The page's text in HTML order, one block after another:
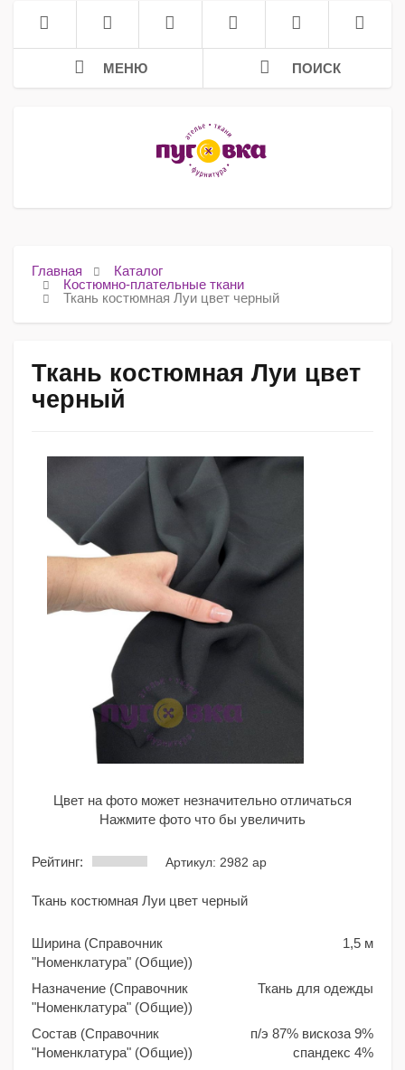
МЕНЮ ПОИСК
Главная
Каталог
Костюмно-плательные ткани
Ткань костюмная Луи цвет черный
Ткань костюмная Луи цвет
черный
Цвет на фото может незначительно отличаться
Нажмите фото что бы увеличить
Рейтинг: Артикул: 2982 ар
Ткань костюмная Луи цвет черный
Ширина (Справочник
"Номенклатура" (Общие))
1,5 м
Назначение (Справочник
"Номенклатура" (Общие))
Ткань для одежды
Состав (Справочник
"Номенклатура" (Общие))
п/э 87% вискоза 9%
спандекс 4%